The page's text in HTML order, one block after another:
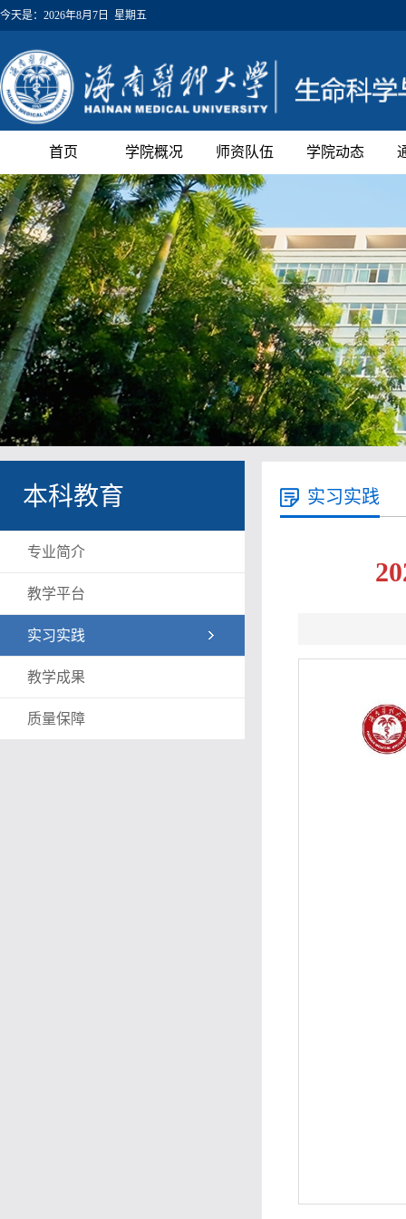
今天是： 2026年8月7日 星期五
首页 学院概况 师资队伍 学院动态
本科教育
专业简介
教学平台
实习实践
教学成果
质量保障
实习实践